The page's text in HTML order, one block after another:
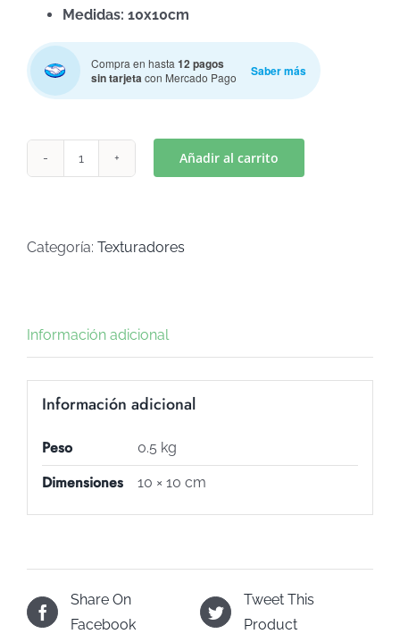
Medidas: 10x10cm
Compra en hasta 12 pagos
sin tarjetacon Mercado Pago Saber más
T-
Añadir al carrito
Categoría: Texturadores
Información adicional
Información adicional
Peso 0.5 kg
Dimensiones 10 × 10 cm
Share On
Facebook
Tweet This
Product